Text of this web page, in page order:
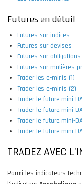
Futures en détail
Futures sur indices
Futures sur devises
Futures sur obligations
Futures sur matières
Trader les e-minis (1)
Trader les e-minis (2)
Trader le future mini-
Trader le future mini-
Trader le future mini-
Trader le future mini-
TRADEZ AVEC
Parmi les indicateurs